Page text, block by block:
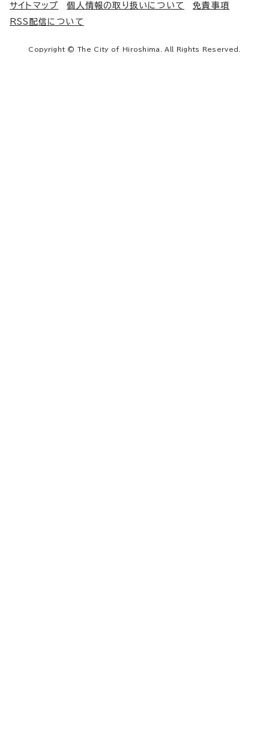
サイトマップ 個人情報の取り扱いについて
免責事項
RSS配信について
Copyright © The City of Hiroshima. All Rights Reserved.